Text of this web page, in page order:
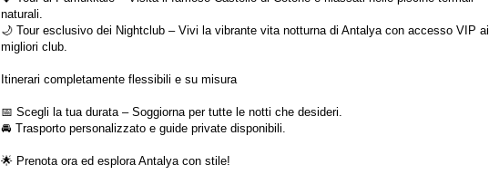
naturali.
🌙 Tour esclusivo dei Nightclub – Vivi la vibrante vita notturna di Antalya con accesso VIP ai
migliori club.
Itinerari completamente flessibili e su misura
📅 Scegli la tua durata – Soggiorna per tutte le notti che desideri.
🚘 Trasporto personalizzato e guide private disponibili.
🌟 Prenota ora ed esplora Antalya con stile!